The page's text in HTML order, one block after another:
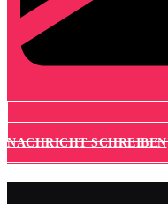
NACHRICHT SCHREIBEN